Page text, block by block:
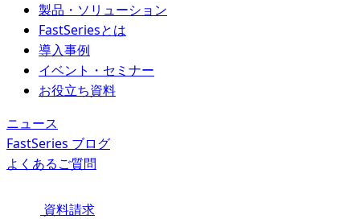
製品・ソリューション
FastSeriesとは
導入事例
イベント・セミナー
お役立ち資料
ニュース
FastSeries ブログ
よくあるご質問
資料請求